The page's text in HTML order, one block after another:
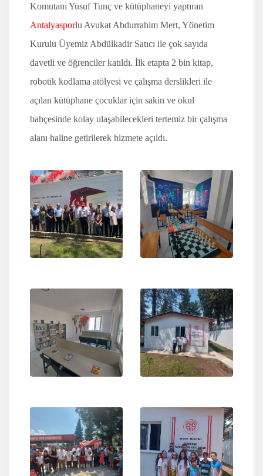
Komutanı Yusuf Tunç ve kütüphaneyi yaptıran
Antalyasporlu Avukat Abdurrahim Mert, Yönetim
Kurulu Üyemiz Abdülkadir Satıcı ile çok sayıda
davetli ve öğrenciler katıldı. İlk etapta 2 bin kitap,
robotik kodlama atölyesi ve çalışma derslikleri ile
açılan kütüphane çocuklar için sakin ve okul
bahçesinde kolay ulaşabilecekleri tertemiz bir çalışma
alanı haline getirilerek hizmete açıldı.